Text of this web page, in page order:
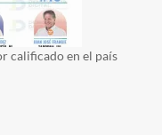
calificado en el país